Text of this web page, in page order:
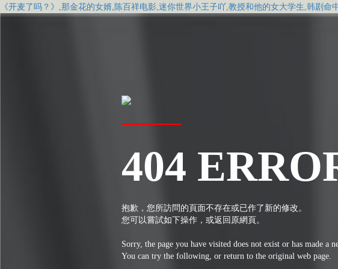
《开麦了吗？》,那金花的女婿,陈百祥电影,迷你世界小王子吖,教授和他的女大学生,韩剧
404
抱歉，您所訪問的頁面不存在或已作了新的修改。
您可以嘗試如下操作，或返回原網頁。
Sorry, the page you have visited does not exist or has made a
You can try the following, or return to the original web page.